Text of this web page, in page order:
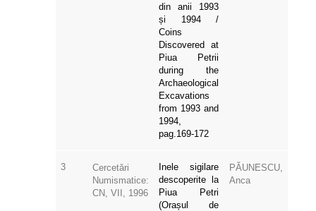
din anii 1993
și 1994 /
Coins
Discovered at
Piua Petrii
during the
Archaeological
Excavations
from 1993 and
1994,
pag.169-172
3
Cercetări
Numismatice:
CN, VII, 1996
Inele sigilare
descoperite la
Piua Petri
(Orașul de
PĂUNESCU,
Anca